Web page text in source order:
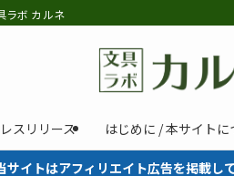
ラボ カルネ
スリリース はじめに / 本サイトに
サイトはアフィリエイト広告を掲載し